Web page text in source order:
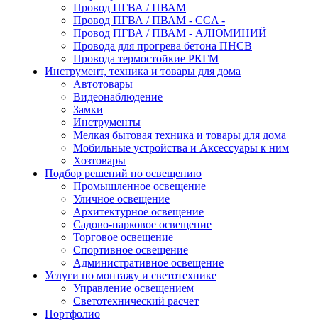
Провод ПГВА / ПВАМ
Провод ПГВА / ПВАМ - CCA -
Провод ПГВА / ПВАМ - АЛЮМИНИЙ
Провода для прогрева бетона ПНСВ
Провода термостойкие РКГМ
Инструмент, техника и товары для дома
Автотовары
Видеонаблюдение
Замки
Инструменты
Мелкая бытовая техника и товары для дома
Мобильные устройства и Аксессуары к ним
Хозтовары
Подбор решений по освещению
Промышленное освещение
Уличное освещение
Архитектурное освещение
Садово-парковое освещение
Торговое освещение
Спортивное освещение
Административное освещение
Услуги по монтажу и светотехнике
Управление освещением
Светотехнический расчет
Портфолио